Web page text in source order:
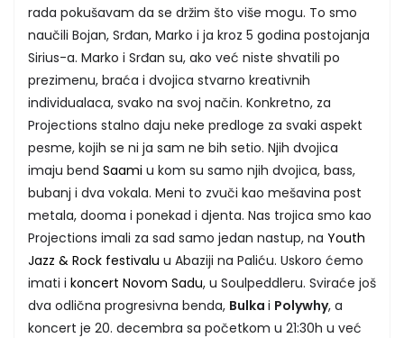
rada pokušavam da se držim što više mogu. To smo
naučili Bojan, Srđan, Marko i ja kroz 5 godina postojanja
Sirius-a. Marko i Srđan su, ako već niste shvatili po
prezimenu, braća i dvojica stvarno kreativnih
individualaca, svako na svoj način. Konkretno, za
Projections stalno daju neke predloge za svaki aspekt
pesme, kojih se ni ja sam ne bih setio. Njih dvojica
imaju bend Saami u kom su samo njih dvojica, bass,
bubanj i dva vokala. Meni to zvuči kao mešavina post
metala, dooma i ponekad i djenta. Nas trojica smo kao
Projections imali za sad samo jedan nastup, na Youth
Jazz & Rock festivalu u Abaziji na Paliću. Uskoro ćemo
imati i koncert Novom Sadu, u Soulpeddleru. Sviraće još
dva odlična progresivna benda, Bulka i Polywhy, a
koncert je 20. decembra sa početkom u 21:30h u već